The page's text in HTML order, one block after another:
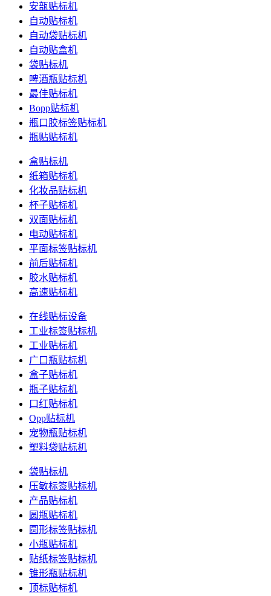
安瓿贴标机
自动贴标机
自动袋贴标机
自动贴盒机
袋贴标机
啤酒瓶贴标机
最佳贴标机
Bopp贴标机
瓶口胶标签贴标机
瓶贴贴标机
盒贴标机
纸箱贴标机
化妆品贴标机
杯子贴标机
双面贴标机
电动贴标机
平面标签贴标机
前后贴标机
胶水贴标机
高速贴标机
在线贴标设备
工业标签贴标机
工业贴标机
广口瓶贴标机
盒子贴标机
瓶子贴标机
口红贴标机
Opp贴标机
宠物瓶贴标机
塑料袋贴标机
袋贴标机
压敏标签贴标机
产品贴标机
圆瓶贴标机
圆形标签贴标机
小瓶贴标机
贴纸标签贴标机
锥形瓶贴标机
顶标贴标机